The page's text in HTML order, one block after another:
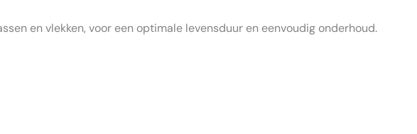
en vlekken, voor een optimale levensduur en eenvoudig onderhoud.